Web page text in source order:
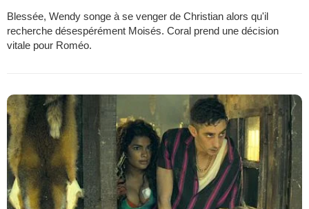
Blessée, Wendy songe à se venger de Christian alors qu'il
recherche désespérément Moisés. Coral prend une décision
vitale pour Roméo.